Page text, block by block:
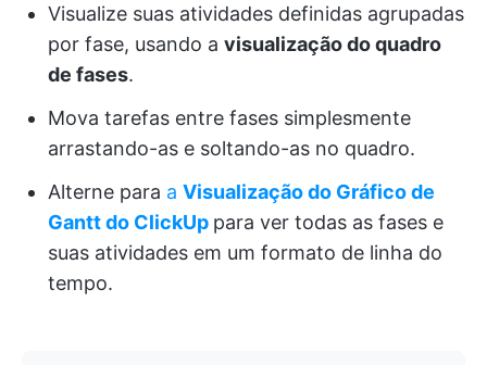
Visualize suas atividades definidas agrupadas
por fase, usando a visualização do quadro
de fases.
Mova tarefas entre fases simplesmente
arrastando-as e soltando-as no quadro.
Alterne para a Visualização do Gráfico de
Gantt do ClickUp para ver todas as fases e
suas atividades em um formato de linha do
tempo.